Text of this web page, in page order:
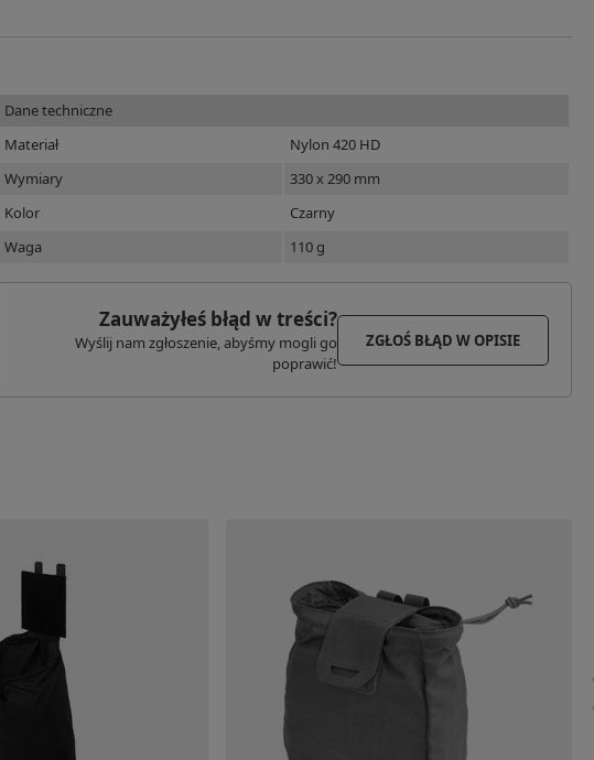
Dane techniczne
Materiał
Nylon 420 HD
Wymiary
330 x 290 mm
Kolor
Czarny
Waga
110 g
Zauważyłeś błąd w treści?
Wyślij nam zgłoszenie, abyśmy mogli go
poprawić!
ZGŁOŚ BŁĄD W OPISIE